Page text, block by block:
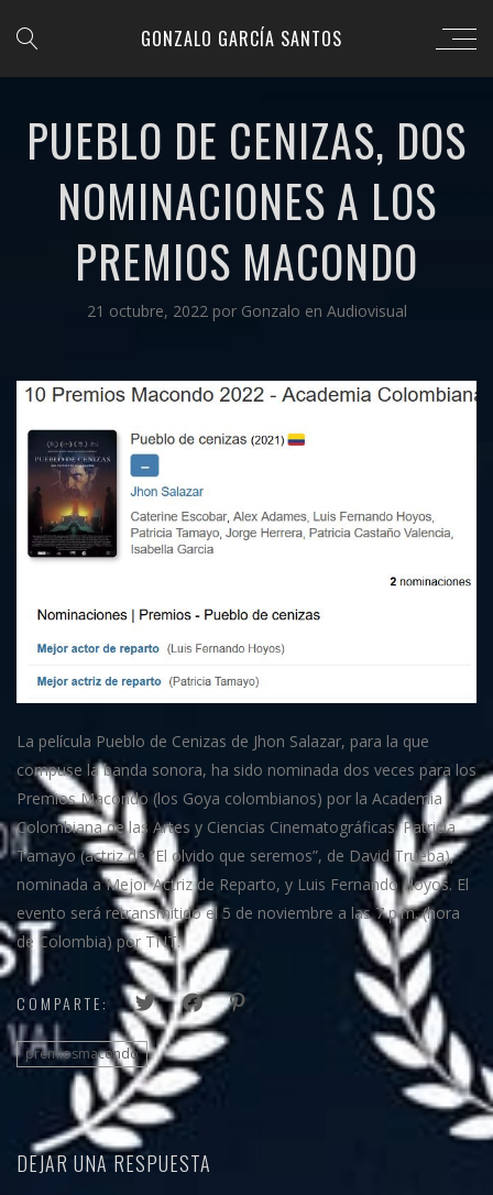
GONZALO GARCÍA SANTOS
PUEBLO DE CENIZAS, DOS
NOMINACIONES A LOS
PREMIOS MACONDO
21 octubre, 2022 por Gonzalo en Audiovisual
La película Pueblo de Cenizas de Jhon Salazar, para la que
compuse la banda sonora, ha sido nominada dos veces para los
Premios Macondo (los Goya colombianos) por la Academia
Colombiana de las Artes y Ciencias Cinematográficas. Patricia
Tamayo (actriz de “El olvido que seremos”, de David Trueba),
nominada a Mejor Actriz de Reparto, y Luis Fernando Hoyos. El
evento será retransmitido el 5 de noviembre a las 7 p.m. (hora
de Colombia) por TNT.
COMPARTE:
premiosmacondo
DEJAR UNA RESPUESTA